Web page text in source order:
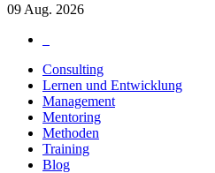
09 Aug. 2026
Consulting
Lernen und Entwicklung
Management
Mentoring
Methoden
Training
Blog